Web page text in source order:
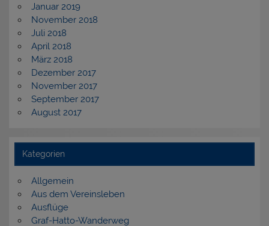
Januar 2019
November 2018
Juli 2018
April 2018
März 2018
Dezember 2017
November 2017
September 2017
August 2017
Kategorien
Allgemein
Aus dem Vereinsleben
Ausflüge
Graf-Hatto-Wanderweg